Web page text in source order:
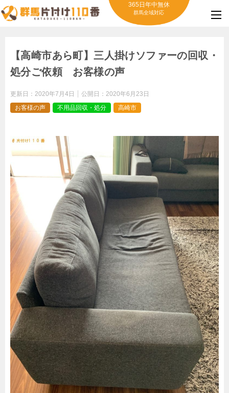
365日年中無休
群馬全域対応
【高崎市あら町】三人掛けソファーの回収・
処分ご依頼 お客様の声
更新日： 2020年7月4日 公開日： 2020年6月23日
お客様の声
不用品回収・処分 高崎市